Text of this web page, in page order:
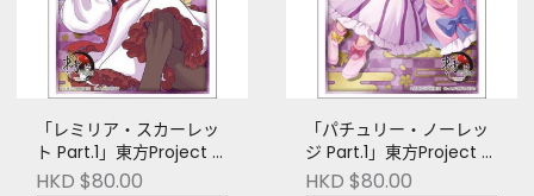
「レミリア・スカーレッ
ト Part.1」東方Project 卡
套
HKD $80.00
「パチュリー・ノーレッ
ジ Part.1」東方Project 卡
套
HKD $80.00